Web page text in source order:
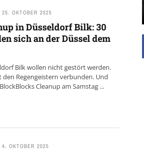
25. OKTOBER 2025
in Düsseldorf Bilk: 30
sich an der Düssel dem
Bilk wollen nicht gestört werden.
den Regengeistern verbunden. Und
Cleanup am Samstag ...
4. OKTOBER 2025
Wie so vieles wurde ...